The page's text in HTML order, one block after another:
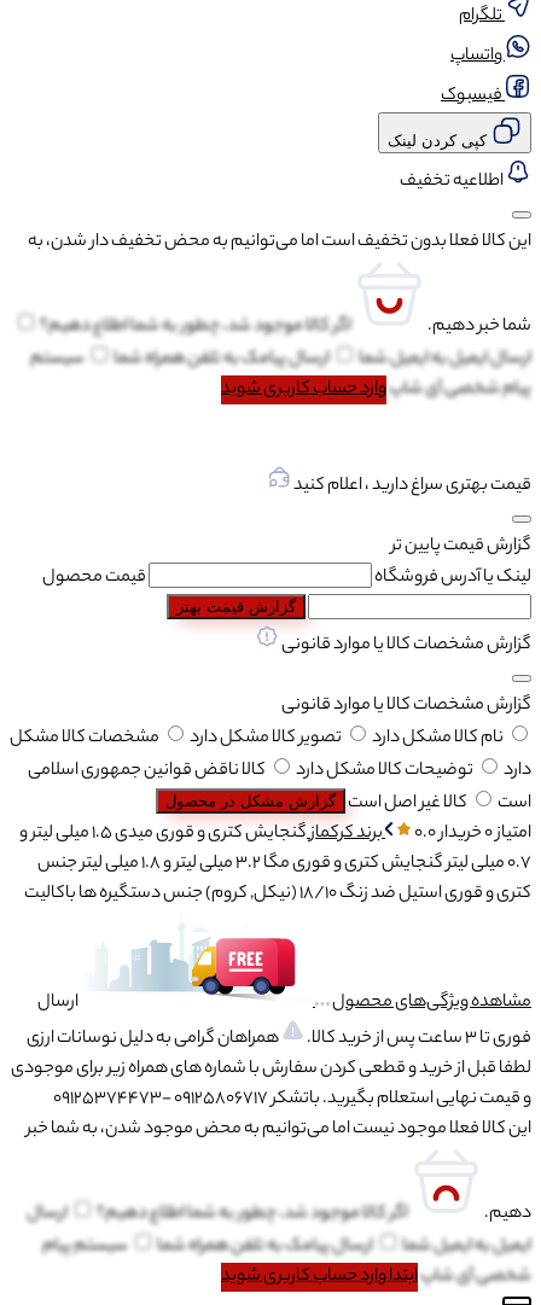
تلگرام
واتساپ
فیسبوک
کپی کردن لینک
اطلاعیه تخفیف
این کالا فعلا بدون تخفیف است اما می‌توانیم به محض تخفیف دار شدن، به
شما خبر دهیم.
اگر کالا موجود شد، چطور به شما اطلاع دهیم؟
ارسال ایمیل بهایمیل شما ارسال پیامک بهتلفن همراه شما
سیستم
پیام شخصی آی شاپوارد حساب کاربری شوید
قیمت بهتری سراغ دارید ، اعلام کنید
گزارش قیمت پایین تر
لینک یا آدرس فروشگاه
قیمت محصول
گزارش قیمت بهتر
گزارش مشخصات کالا یا موارد قانونی
گزارش مشخصات کالا یا موارد قانونی
نام کالا مشکل دارد
تصویر کالا مشکل دارد
مشخصات کالا مشکل
دارد
توضیحات کالا مشکل دارد
کالا ناقض قوانین جمهوری اسلامی
است
کالا غیر اصل است گزارش مشکل در محصول
امتیاز 0 خریدار 0.0 برندکرکمازگنجایش کتری و قوری میدی
1.5 میلی لیتر و
0.7 میلی لیتر
گنجایش کتری و قوری مگا3.2 میلی لیتر و 1.8 میلی لیتر
جنس
کتری و قوریاستیل ضد زنگ 18/10 (نیکل, کروم) جنس دستگیره هاباکالیت
مشاهده ویژگی‌های محصول
ارسال
فوری تا 3 ساعت پس از خرید کالا.
همراهان گرامی به دلیل نوسانات ارزی
لطفا قبل از خرید و قطعی کردن سفارش با شماره های همراه زیر برای موجودی
و قیمت نهایی استعلام بگیرید. باتشکر 09125806717 -09125374473
این کالا فعلا موجود نیست اما می‌توانیم به محض موجود شدن، به شما خبر
دهیم. اگر کالا موجود شد، چطور به شما اطلاع دهیم؟
ارسال
ایمیل بهایمیل شما ارسال پیامک بهتلفن همراه شما
سیستم پیام
شخصی آی شاپابتدا وارد حساب کاربری شوید